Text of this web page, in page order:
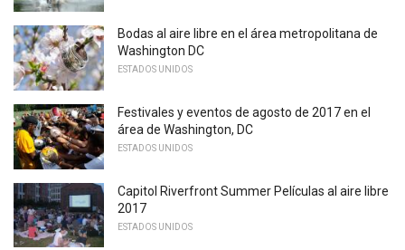
Bodas al aire libre en el área metropolitana de
Washington DC
ESTADOS UNIDOS
Festivales y eventos de agosto de 2017 en el
área de Washington, DC
ESTADOS UNIDOS
Capitol Riverfront Summer Películas al aire libre
2017
ESTADOS UNIDOS